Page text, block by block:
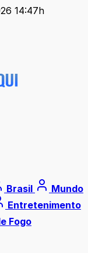
14:47h
Brasil
Mundo
Entretenimento
Fogo